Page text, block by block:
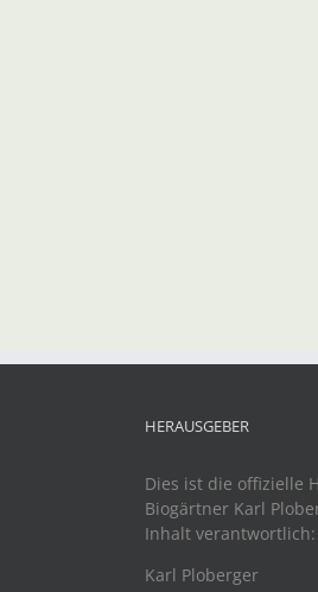
HERAUSGEBER
Dies ist die offizielle
Biogärtner Karl
Inhalt verantwortlich:
Karl Ploberger